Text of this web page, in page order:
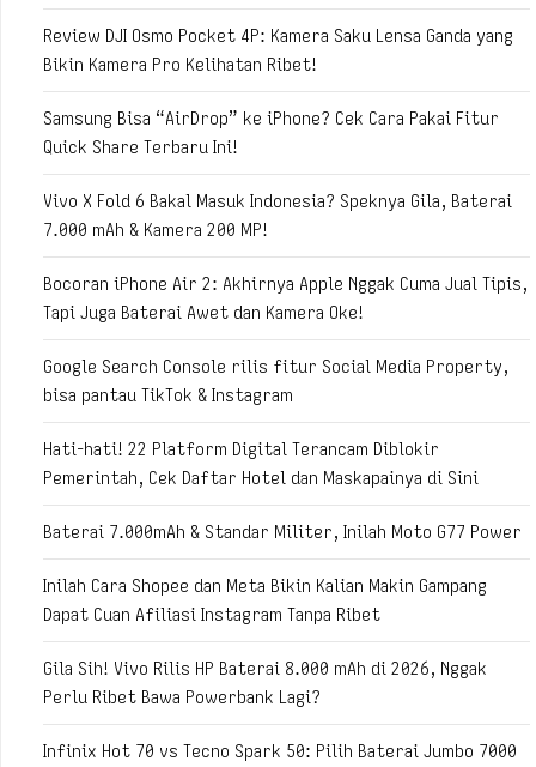
Review DJI Osmo Pocket 4P: Kamera Saku Lensa Ganda yang
Bikin Kamera Pro Kelihatan Ribet!
Samsung Bisa “AirDrop” ke iPhone? Cek Cara Pakai Fitur
Quick Share Terbaru Ini!
Vivo X Fold 6 Bakal Masuk Indonesia? Speknya Gila, Baterai
7.000 mAh & Kamera 200 MP!
Bocoran iPhone Air 2: Akhirnya Apple Nggak Cuma Jual Tipis,
Tapi Juga Baterai Awet dan Kamera Oke!
Google Search Console rilis fitur Social Media Property,
bisa pantau TikTok & Instagram
Hati-hati! 22 Platform Digital Terancam Diblokir
Pemerintah, Cek Daftar Hotel dan Maskapainya di Sini
Baterai 7.000mAh & Standar Militer, Inilah Moto G77 Power
Inilah Cara Shopee dan Meta Bikin Kalian Makin Gampang
Dapat Cuan Afiliasi Instagram Tanpa Ribet
Gila Sih! Vivo Rilis HP Baterai 8.000 mAh di 2026, Nggak
Perlu Ribet Bawa Powerbank Lagi?
Infinix Hot 70 vs Tecno Spark 50: Pilih Baterai Jumbo 7000